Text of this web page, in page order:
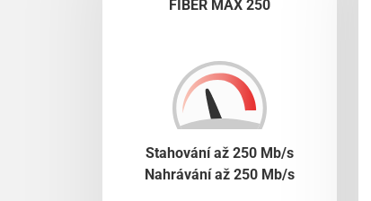
FIBER MAX 250
Stahování až 250 Mb/s
Nahrávání až 250 Mb/s